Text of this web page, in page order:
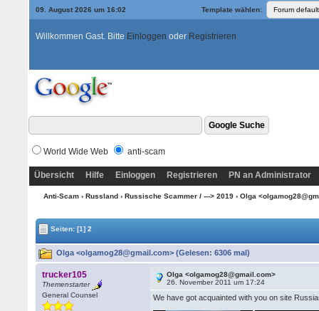
09. August 2026 um 16:02 Template wählen:
Willkommen Gast. Bitte Einloggen oder Registrieren
World Wide Web anti-scam
Übersicht Hilfe Einloggen Registrieren PN an Administrator
Anti-Scam› Russland› Russische Scammer / ---> 2019› Olga
Seiten:[1] 2
Olga <olgamog28@gmail.com> (Gelesen: 6306 mal)
trucker105
Themenstarter
General Counsel
Olga <olgamog28@gmail.com>
26. November 2011 um 17:24
We have got acquainted with you on site